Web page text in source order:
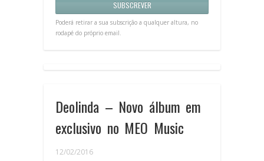
Poderá retirar a sua subscrição a qualquer altura, no
rodapé do próprio email.
Deolinda – Novo álbum em
exclusivo no MEO Music
12/02/2016